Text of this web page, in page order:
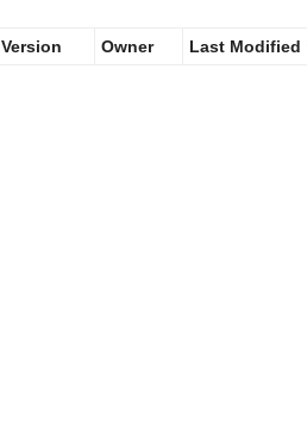
Version Owner Last Modified